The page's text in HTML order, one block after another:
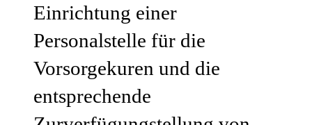
Einrichtung einer
Personalstelle für die
Vorsorgekuren und die
entsprechende